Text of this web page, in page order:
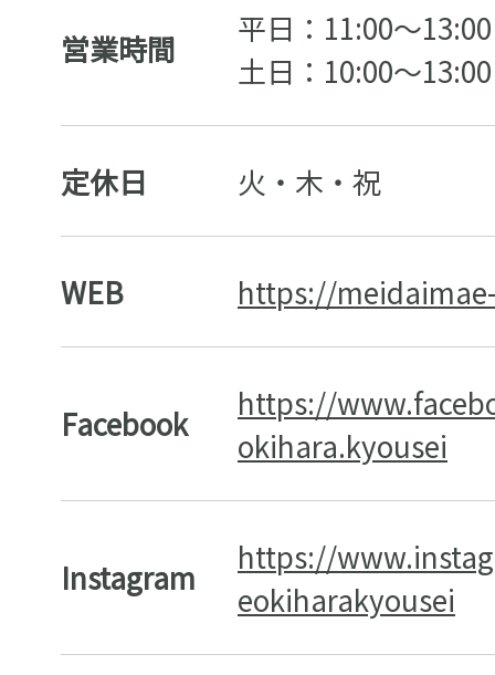
営業時間
平日：11:00〜
土日：10:00〜
定休日 火・木・祝
WEB https://
Facebook
https://
okihara.kyousei
Instagram
https://
eokiharakyousei